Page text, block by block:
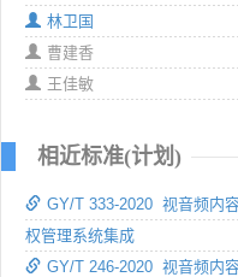
林卫国
曹建香
王佳敏
相近标准(计划)
GY/T 333-2020 视音频内
权管理系统集成
GY/T 246-2020 视音频内